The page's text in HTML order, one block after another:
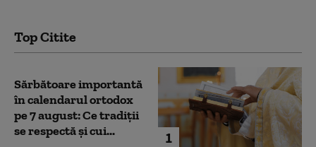
Top Citite
1
Sărbătoare importantă
în calendarul ortodox
pe 7 august: Ce tradiții
se respectă și cui...